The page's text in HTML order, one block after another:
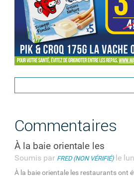
Commentaires
À la baie orientale les
Soumis par FRED (NON VÉRIFIÉ)le
À la baie orientale les restaurants ont